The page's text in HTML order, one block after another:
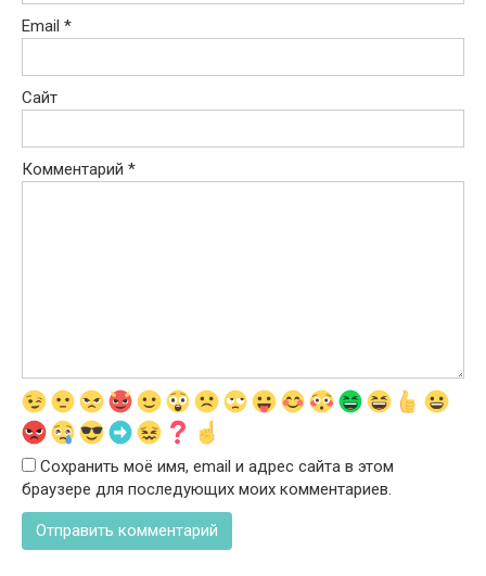
Email *
Сайт
Комментарий *
Сохранить моё имя, email и адрес сайта в этом
браузере для последующих моих комментариев.